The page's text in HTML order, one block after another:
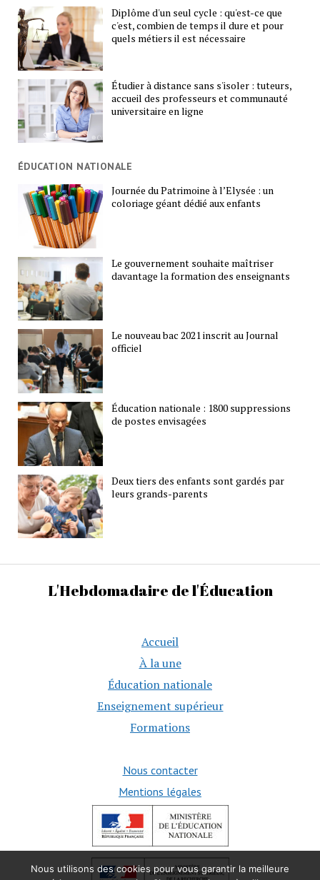
Diplôme d'un seul cycle : qu'est-ce que
c'est, combien de temps il dure et pour
quels métiers il est nécessaire
Étudier à distance sans s'isoler : tuteurs,
accueil des professeurs et communauté
universitaire en ligne
ÉDUCATION NATIONALE
Journée du Patrimoine à l’Elysée : un
coloriage géant dédié aux enfants
Le gouvernement souhaite maîtriser
davantage la formation des enseignants
Le nouveau bac 2021 inscrit au Journal
officiel
Éducation nationale : 1800 suppressions
de postes envisagées
Deux tiers des enfants sont gardés par
leurs grands-parents
L'Hebdomadaire de l'Éducation
Accueil
À la une
Éducation nationale
Enseignement supérieur
Formations
Nous contacter
Mentions légales
Nous utilisons des cookies pour vous garantir la meilleure